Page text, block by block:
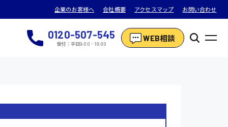
企業のお客様へ 会社概要 アクセスマップ お問い合わせ
0120-507-545
受付：平日9:00 - 18:00
WEB相談